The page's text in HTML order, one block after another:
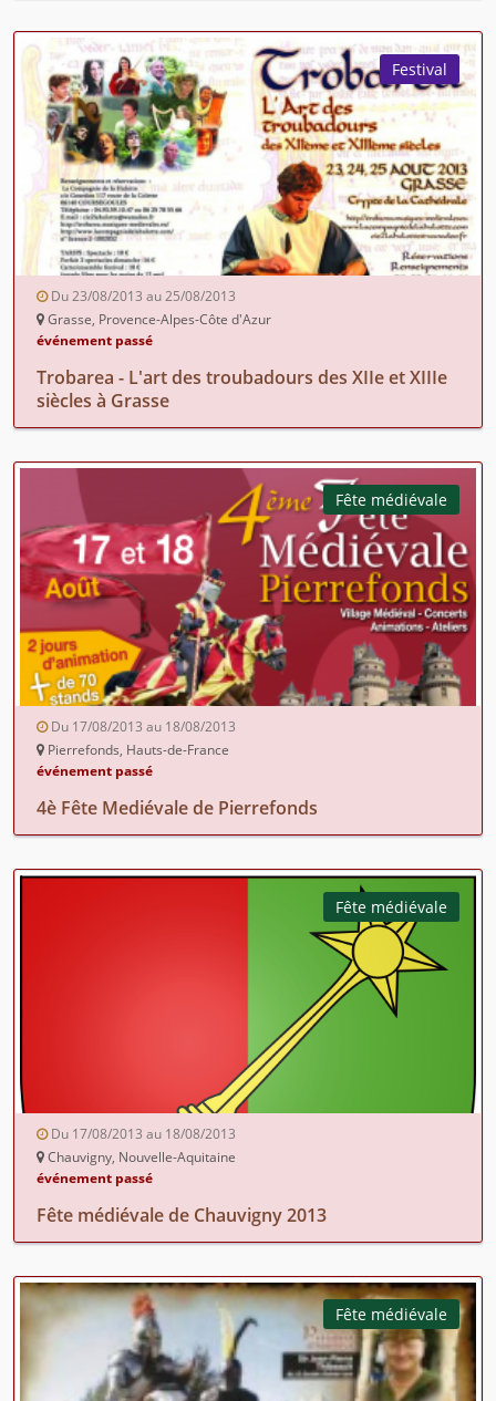
Festival
Du 23/08/2013 au 25/08/2013
Grasse, Provence-Alpes-Côte d'Azur
événement passé
Trobarea - L'art des troubadours des XIIe et XIIIe
siècles à Grasse
Fête médiévale
Du 17/08/2013 au 18/08/2013
Pierrefonds, Hauts-de-France
événement passé
4è Fête Mediévale de Pierrefonds
Fête médiévale
Du 17/08/2013 au 18/08/2013
Chauvigny, Nouvelle-Aquitaine
événement passé
Fête médiévale de Chauvigny 2013
Fête médiévale